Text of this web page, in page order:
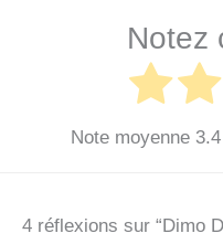
Notez
Note moyenne 3.4
4 réflexions sur “Dimo